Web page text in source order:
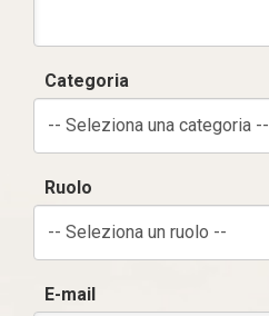
Categoria
-- Seleziona una categoria --
Ruolo
-- Seleziona un ruolo --
E-mail